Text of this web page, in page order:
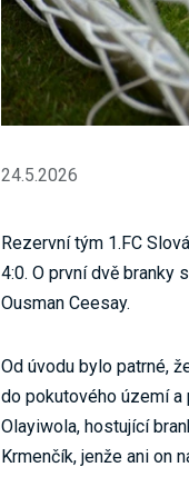
24.5.2026
Rezervní tým 1.FC
4:0. O první dvě branky
Ousman Ceesay.
Od úvodu bylo patrné,
do pokutového území a
Olayiwola, hostující
Krmenčík, jenže ani on